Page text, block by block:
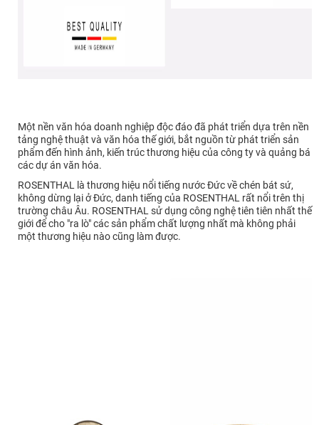
Một nền văn hóa doanh nghiệp độc đáo đã phát triển dựa trên nền
tảng nghệ thuật và văn hóa thế giới, bắt nguồn từ phát triển sản
phẩm đến hình ảnh, kiến trúc thương hiệu của công ty và quảng bá
các dự án văn hóa.
ROSENTHAL là thương hiệu nổi tiếng nước Đức về chén bát sứ,
không dừng lại ở Đức, danh tiếng của ROSENTHAL rất nổi trên thị
trường châu Âu. ROSENTHAL sử dụng công nghệ tiên tiên nhất thế
giới để cho "ra lò" các sản phẩm chất lượng nhất mà không phải
một thương hiệu nào cũng làm được.